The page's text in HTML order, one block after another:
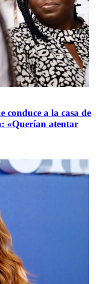
conduce a la casa de
«Querían atentar